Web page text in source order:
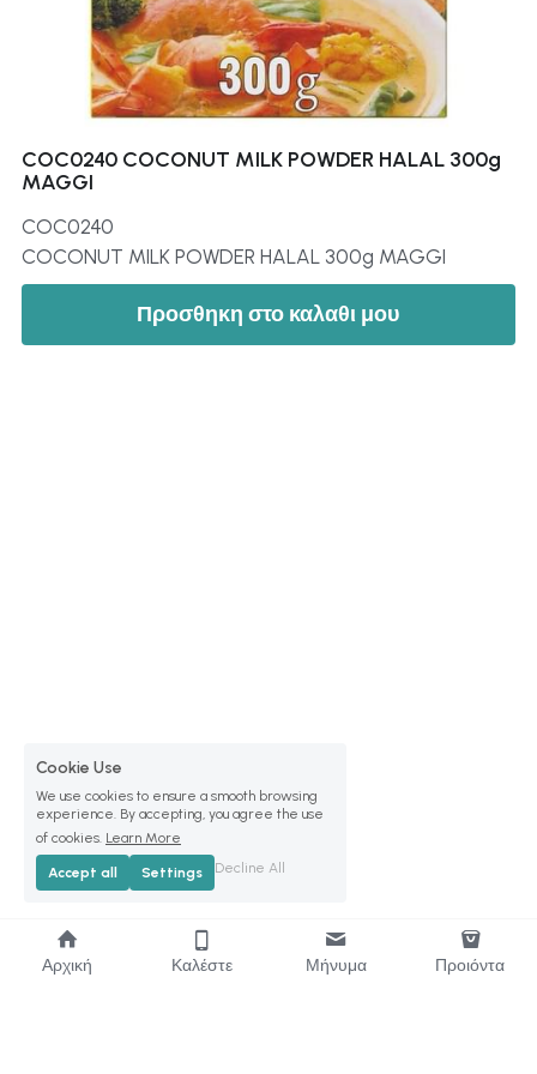
COC0240 COCONUT MILK POWDER HALAL 300g
MAGGI
COC0240
COCONUT MILK POWDER HALAL 300g MAGGI
Προσθηκη στο καλαθι μου
Αρχική Καλέστε Μήνυμα Προιόντα
Cookie Use
We use cookies to ensure a smooth browsing
experience. By accepting, you agree the use
of cookies. Learn More
Accept all Settings Decline All